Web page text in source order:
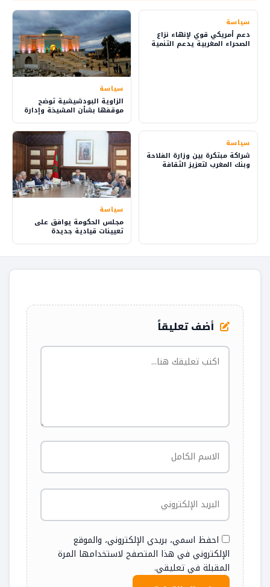
سياسة
دعم أمريكي قوي لإنهاء نزاع
الصحراء المغربية يدعم التنمية
سياسة
الزاوية البودشيشية توضح
موقفها بشأن المشيخة وإدارة
سياسة
شراكة مبتكرة بين وزارة الفلاحة
وبنك المغرب لتعزيز الثقافة
سياسة
مجلس الحكومة يوافق على
تعيينات قيادية جديدة
أضف تعليقاً
احفظ اسمي، بريدي الإلكتروني، والموقع
الإلكتروني في هذا المتصفح لاستخدامها المرة
المقبلة في تعليقي.